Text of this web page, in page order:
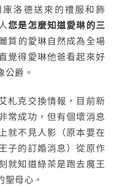
洛德送來的禮服和飾
您是怎麼知道愛琳的三
質的愛琳自然成為全場
覺得愛琳他爸看起來好
公爵。
札克交換情報，目前新
常成功，但有個壞消息
就不見人影（原本要在
子的訂婚消息）從原作
就知道綠茶是跑去魔王
聖母心。